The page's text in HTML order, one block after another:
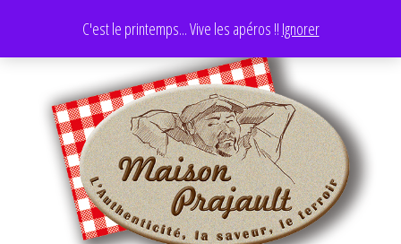
C'est le printemps... Vive les apéros !! Ignorer